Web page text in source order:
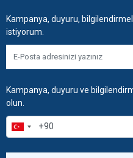
Kampanya, duyuru,
istiyorum.
Kampanya, duyuru ve
olun.